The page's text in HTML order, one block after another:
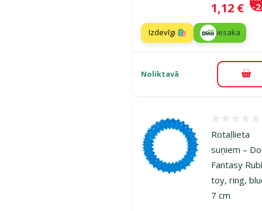
Cena
1,12 € -
Izdevīgi 🛍️ iesaka
Noliktavā
Rotaļlieta
suņiem –
Fantasy
toy, ring,
7 cm